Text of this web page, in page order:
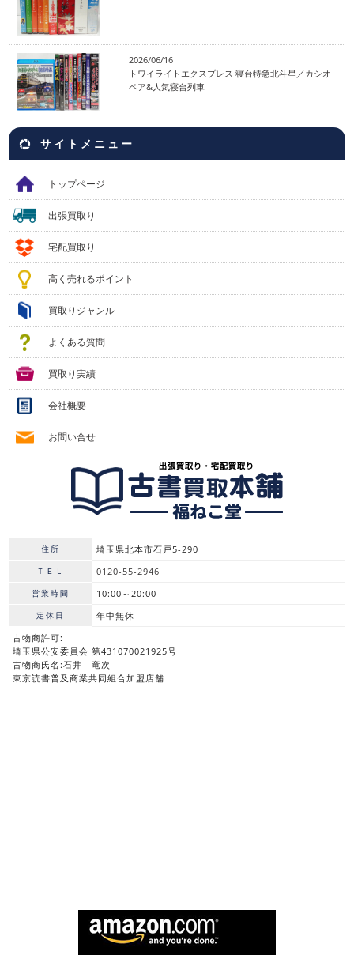
2026/06/16
トワイライトエクスプレス 寝台特急北斗星／カシオ
ペア&人気寝台列車
サイトメニュー
トップページ
出張買取り
宅配買取り
高く売れるポイント
買取りジャンル
よくある質問
買取り実績
会社概要
お問い合せ
住所 埼玉県北本市石戸5-290
ＴＥＬ 0120-55-2946
営業時間 10:00～20:00
定休日
年中無休
古物商許可:
埼玉県公安委員会 第431070021925号
古物商氏名:石井 竜次
東京読書普及商業共同組合加盟店舗